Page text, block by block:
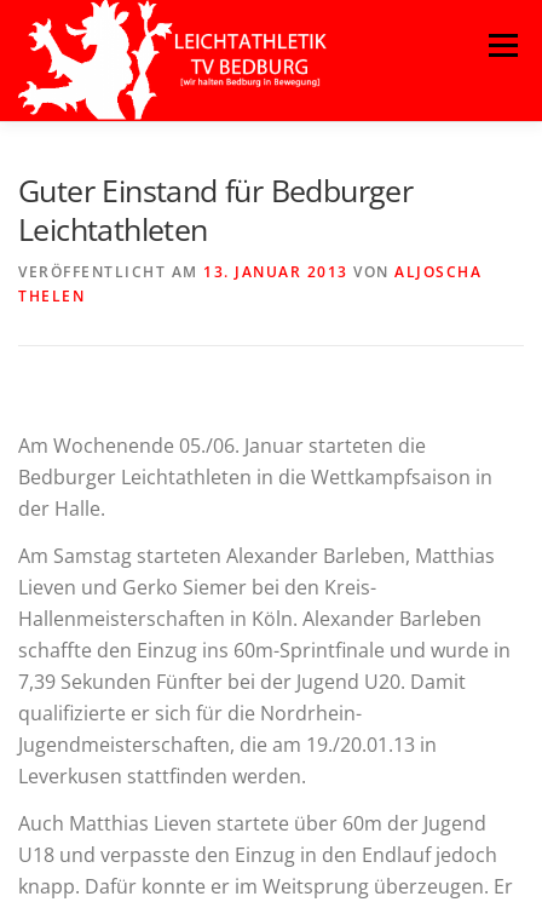
Inhalt
springen
Menü
Guter Einstand für Bedburger
Leichtathleten
VERÖFFENTLICHT AM 13. JANUAR 2013 VON ALJOSCHA
THELEN
Am Wochenende 05./06. Januar starteten die
Bedburger Leichtathleten in die Wettkampfsaison in
der Halle.
Am Samstag starteten Alexander Barleben, Matthias
Lieven und Gerko Siemer bei den Kreis-
Hallenmeisterschaften in Köln. Alexander Barleben
schaffte den Einzug ins 60m-Sprintfinale und wurde in
7,39 Sekunden Fünfter bei der Jugend U20. Damit
qualifizierte er sich für die Nordrhein-
Jugendmeisterschaften, die am 19./20.01.13 in
Leverkusen stattfinden werden.
Auch Matthias Lieven startete über 60m der Jugend
U18 und verpasste den Einzug in den Endlauf jedoch
knapp. Dafür konnte er im Weitsprung überzeugen. Er